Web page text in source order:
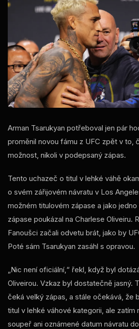
Arman Tsarukyan potřeboval jen pár
proměnil novou fámu z UFC zpět v to,
možnost, nikoli v podepsaný zápas.
Tento uchazeč o titul v lehké váhě
o svém zářijovém návratu v Los
možném titulovém zápase a jako
zápase poukázal na Charlese Oliveiru.
Fanoušci začali odvetu brát, jako by
Poté sám Tsarukyan zasáhl s opravou.
„Nic není oficiální,“ řekl, když byl
Oliveirou. Vzkaz byl dostatečně jasný.
čeká velký zápas, a stále očekává, že
titul v lehké váhové kategorii, ale zatím
soupeř ani oznámené datum návratu